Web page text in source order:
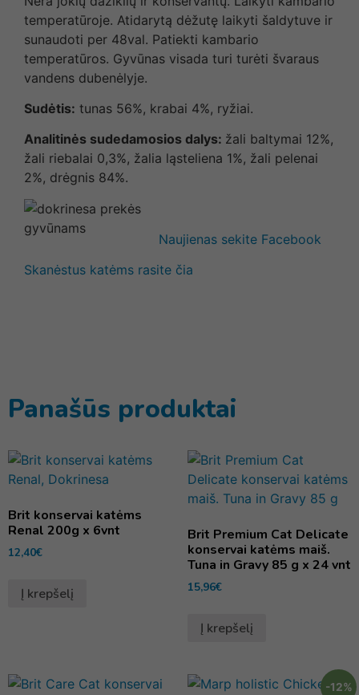
temperatūroje. Atidarytą dėžutę laikyti šaldytuve ir
sunaudoti per 48val. Patiekti kambario
temperatūros. Gyvūnas visada turi turėti švaraus
vandens dubenėlyje.
Sudėtis: tunas 56%, krabai 4%, ryžiai.
Analitinės sudedamosios dalys: žali baltymai 12%,
žali riebalai 0,3%, žalia ląsteliena 1%, žali pelenai
2%, drėgnis 84%.
Naujienas sekite Facebook
Skanėstus katėms rasite čia
Panašūs produktai
Brit konservai katėms
Renal 200g x 6vnt
12,40€
Į krepšelį
Brit Premium Cat Delicate
konservai katėms maiš.
Tuna in Gravy 85 g x 24 vnt
15,96€
Į krepšelį
-12%